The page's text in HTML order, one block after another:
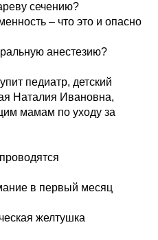
сечению?
– что это и опасно
анестезию?
педиатр, детский
Наталия Ивановна,
мамам по уходу за
в первый месяц
желтушка